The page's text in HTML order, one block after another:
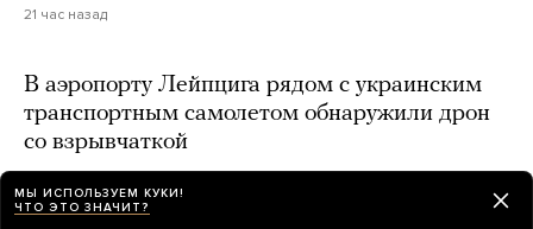
21 час назад
В аэропорту Лейпцига рядом с украинским
транспортным самолетом обнаружили дрон
со взрывчаткой
МЫ ИСПОЛЬЗУЕМ КУКИ!
ЧТО ЭТО ЗНАЧИТ?